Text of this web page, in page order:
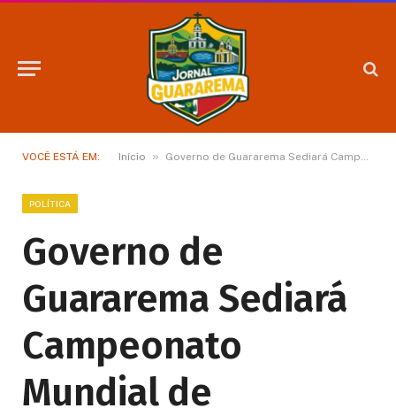
VOCÊ ESTÁ EM: Início » Governo de Guararema Sediará Campeonato Mundial de Levantamento de Peso
POLÍTICA
Governo de
Guararema Sediará
Campeonato
Mundial de